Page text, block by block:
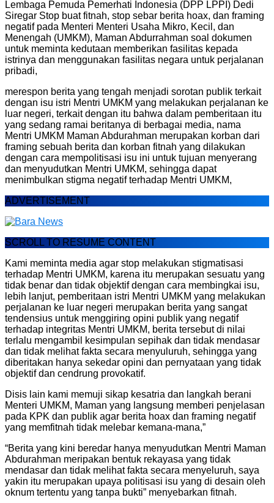
Lembaga Pemuda Pemerhati Indonesia (DPP LPPI) Dedi
Siregar Stop buat fitnah, stop sebar berita hoax, dan framing
negatif pada Menteri Menteri Usaha Mikro, Kecil, dan
Menengah (UMKM), Maman Abdurrahman soal dokumen
untuk meminta kedutaan memberikan fasilitas kepada
istrinya dan menggunakan fasilitas negara untuk perjalanan
pribadi,
merespon berita yang tengah menjadi sorotan publik terkait
dengan isu istri Mentri UMKM yang melakukan perjalanan ke
luar negeri, terkait dengan itu bahwa dalam pemberitaan itu
yang sedang ramai beritanya di berbagai media, nama
Mentri UMKM Maman Abdurahman merupakan korban dari
framing sebuah berita dan korban fitnah yang dilakukan
dengan cara mempolitisasi isu ini untuk tujuan menyerang
dan menyudutkan Mentri UMKM, sehingga dapat
menimbulkan stigma negatif terhadap Mentri UMKM,
ADVERTISEMENT
SCROLL TO RESUME CONTENT
Kami meminta media agar stop melakukan stigmatisasi
terhadap Mentri UMKM, karena itu merupakan sesuatu yang
tidak benar dan tidak objektif dengan cara membingkai isu,
lebih lanjut, pemberitaan istri Mentri UMKM yang melakukan
perjalanan ke luar negeri merupakan berita yang sangat
tendensius untuk menggiring opini publik yang negatif
terhadap integritas Mentri UMKM, berita tersebut di nilai
terlalu mengambil kesimpulan sepihak dan tidak mendasar
dan tidak melihat fakta secara menyuluruh, sehingga yang
diberitakan hanya sekedar opini dan pernyataan yang tidak
objektif dan cendrung provokatif.
Disis lain kami memuji sikap kesatria dan langkah berani
Menteri UMKM, Maman yang langsung memberi penjelasan
pada KPK dan publik agar berita hoax dan framing negatif
yang memfitnah tidak melebar kemana-mana,”
“Berita yang kini beredar hanya menyudutkan Mentri Maman
Abdurahman meripakan bentuk rekayasa yang tidak
mendasar dan tidak melihat fakta secara menyeluruh, saya
yakin itu merupakan upaya politisasi isu yang di desain oleh
oknum tertentu yang tanpa bukti” menyebarkan fitnah.